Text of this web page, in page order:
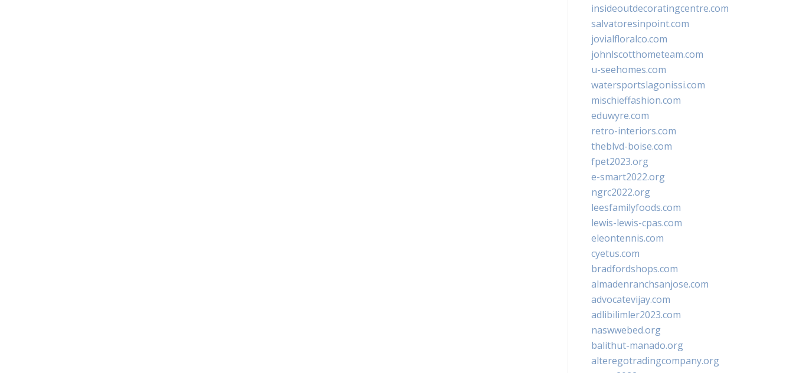
insideoutdecoratingcentre.com
salvatoresinpoint.com
jovialfloralco.com
johnlscotthometeam.com
u-seehomes.com
watersportslagonissi.com
mischieffashion.com
eduwyre.com
retro-interiors.com
theblvd-boise.com
fpet2023.org
e-smart2022.org
ngrc2022.org
leesfamilyfoods.com
lewis-lewis-cpas.com
eleontennis.com
cyetus.com
bradfordshops.com
almadenranchsanjose.com
advocatevijay.com
adlibilimler2023.com
naswwebed.org
balithut-manado.org
alteregotradingcompany.org